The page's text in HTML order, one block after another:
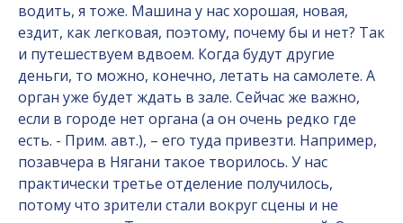
водить, я тоже. Машина у нас хорошая, новая,
ездит, как легковая, поэтому, почему бы и нет? Так
и путешествуем вдвоем. Когда будут другие
деньги, то можно, конечно, летать на самолете. А
орган уже будет ждать в зале. Сейчас же важно,
если в городе нет органа (а он очень редко где
есть. - Прим. авт.), – его туда привезти. Например,
позавчера в Нягани такое творилось. У нас
практически третье отделение получилось,
потому что зрители стали вокруг сцены и не